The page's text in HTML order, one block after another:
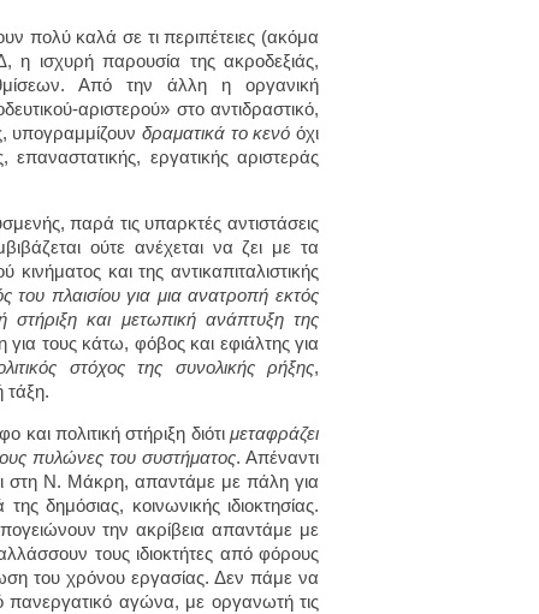
πολύ καλά σε τι περιπέτειες (ακόμα
ισχυρή παρουσία της ακροδεξιάς,
Από την άλλη η οργανική
αριστερού» στο αντιδραστικό,
υπογραμμίζουνδραματικά το κενό όχι
εργατικής αριστεράς
παρά τις υπαρκτές αντιστάσεις
ούτε ανέχεται να ζει με τα
και της αντικαπιταλιστικής
του πλαισίου για μια ανατροπή εκτός
και μετωπική ανάπτυξη της
για τους κάτω, φόβος και εφιάλτης για
στόχος της συνολικής ρήξης,
τάξη.
πολιτική στήριξη διότι μεταφράζει
πυλώνες του συστήματος. Απέναντι
στη Ν. Μάκρη, απαντάμε με πάλη για
δημόσιας, κοινωνικής ιδιοκτησίας.
την ακρίβεια απαντάμε με
τους ιδιοκτήτες από φόρους
του χρόνου εργασίας. Δεν πάμε να
πανεργατικό αγώνα, με οργανωτή τις